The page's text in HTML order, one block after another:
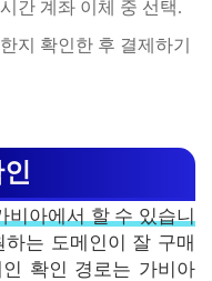
간 계좌 이체 중 선택.
지 확인한 후 결제하기
비아에서 할 수 있습니
는 도메인이 잘 구매
확인 경로는 가비아